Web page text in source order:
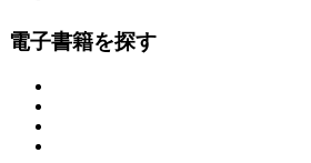
電子書籍を探す